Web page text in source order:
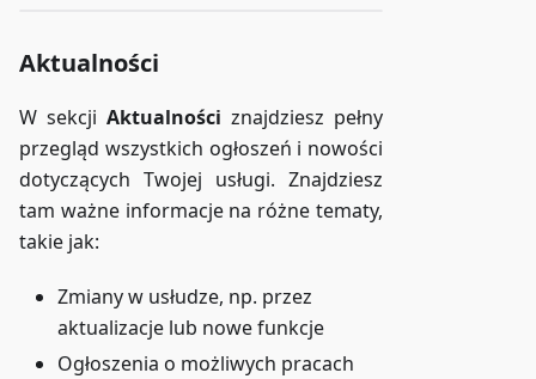
Aktualności
W sekcji Aktualności znajdziesz pełny
przegląd wszystkich ogłoszeń i nowości
dotyczących Twojej usługi. Znajdziesz
tam ważne informacje na różne tematy,
takie jak:
Zmiany w usłudze, np. przez
aktualizacje lub nowe funkcje
Ogłoszenia o możliwych pracach